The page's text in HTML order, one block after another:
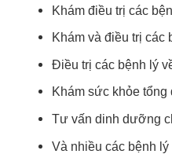
Khám điều trị các
Khám và điều trị các
Điều trị các bệnh lý
Khám sức khỏe tổng
Tư vấn dinh dưỡng
Và nhiều các bệnh